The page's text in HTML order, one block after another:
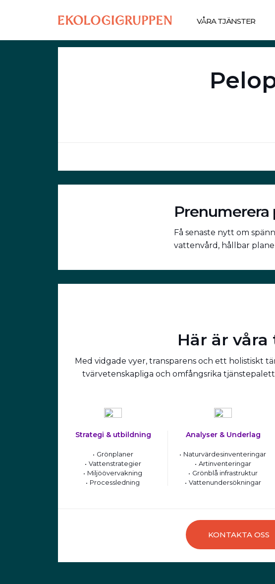
VÅRA TJÄNSTER
Prenumerera
Få senaste nytt om
vattenvård, hållbar
Här är
Med vidgade vyer, transparens och ett holistiskt
tvärvetenskapliga och omfångsrika
Strategi & utbildning
Grönplaner
Vattenstrategier
Miljöövervakning
Processledning
Analyser & Underlag
Naturvärdesinventeringar
Artinventeringar
Grönblå infrastruktur
Vattenundersökningar
KONTAKTA OSS